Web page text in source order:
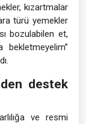
kızartmalar
türü yemekler
bozulabilen et,
destek
ve resmi